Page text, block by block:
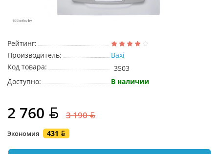
Рейтинг:
Производитель:
Baxi
Код товара:
3503
Доступно:
В наличии
2 760 3 190
Экономия 431